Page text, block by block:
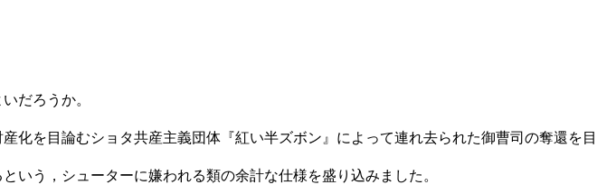
だろうか。
を目論むショタ共産主義団体『紅い半ズボン』によって連れ去られた御曹司の奪還を目
いう，シューターに嫌われる類の余計な仕様を盛り込みました。